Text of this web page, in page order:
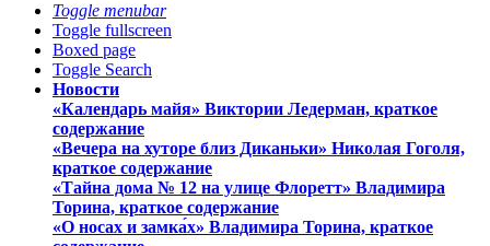
Toggle menubar
Toggle fullscreen
Boxed page
Toggle Search
Новости
«Календарь майя» Виктории Ледерман, краткое
содержание
«Вечера на хуторе близ Диканьки» Николая Гоголя,
краткое содержание
«Тайна дома № 12 на улице Флоретт» Владимира
Торина, краткое содержание
«О носах и замка́х» Владимира Торина, краткое